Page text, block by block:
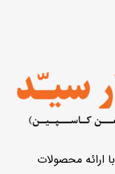
ارائه محصولات